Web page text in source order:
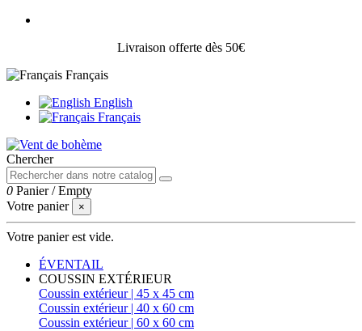
Livraison offerte dès 50€
Français
English
Français
Chercher
0 Panier/Empty
Votre panier
×
Votre panier est vide.
ÉVENTAIL
COUSSIN EXTÉRIEUR
Coussin extérieur | 45 x 45 cm
Coussin extérieur | 40 x 60 cm
Coussin extérieur | 60 x 60 cm